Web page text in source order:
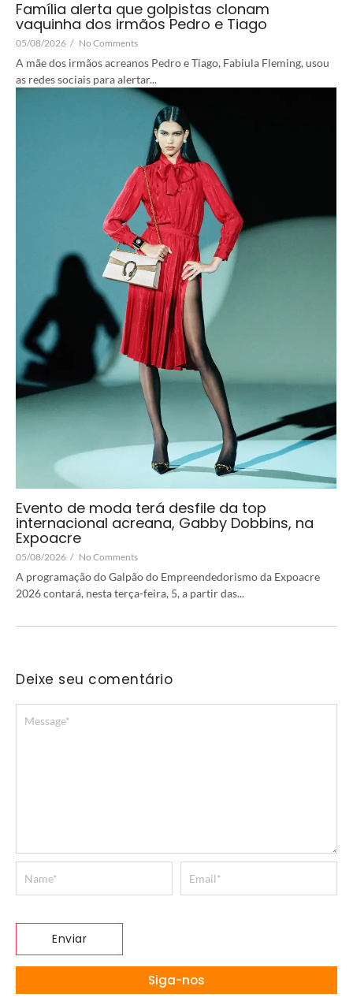
Família alerta que golpistas clonam
vaquinha dos irmãos Pedro e Tiago
05/08/2026 / No Comments
A mãe dos irmãos acreanos Pedro e Tiago, Fabiula Fleming, usou
as redes sociais para alertar...
Evento de moda terá desfile da top
internacional acreana, Gabby Dobbins, na
Expoacre
05/08/2026 / No Comments
A programação do Galpão do Empreendedorismo da Expoacre
2026 contará, nesta terça-feira, 5, a partir das...
Deixe seu comentário
Siga-nos